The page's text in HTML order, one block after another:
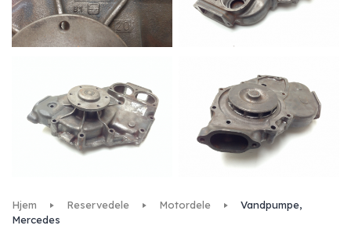
Hjem Reservedele Motordele
Vandpumpe,
Mercedes